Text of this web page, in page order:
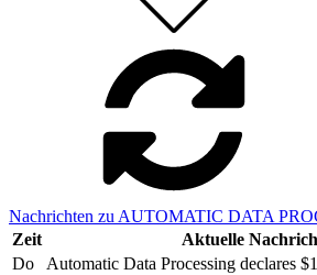
Nachrichten zu AUTOMATIC DATA
Zeit
Aktuelle
Do
Automatic Data Processing declares